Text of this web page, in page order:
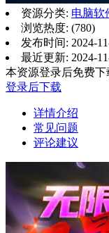
资源分类: 电脑软
浏览热度: (780)
发布时间: 2024-
最近更新: 2024-
本资源登录后免费下
登录后下载
详情介绍
常见问题
评论建议